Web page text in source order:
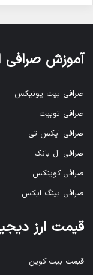
آموزش صرافی
صرافی بیت یونیکس
صرافی توبیت
صرافی ایکس تی
صرافی ال بانک
صرافی کوینکس
صرافی بینگ ایکس
قیمت ارز
قیمت بیت کوین